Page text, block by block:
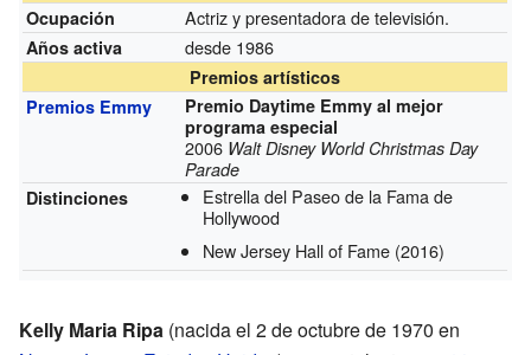
Ocupación
Actriz y presentadora de televisión.
Años activa desde 1986
Premios artísticos
Premios Emmy
Premio Daytime Emmy al mejor
programa especial
2006 Walt Disney World Christmas Day
Parade
Distinciones
Estrella del Paseo de la Fama de
Hollywood
New Jersey Hall of Fame (2016)
Kelly Maria Ripa (nacida el 2 de octubre de 1970 en